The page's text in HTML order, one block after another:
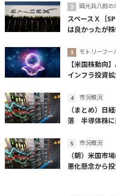
岡元兵八郎
スペースＸ［
は良かったが
モトリーフ
【米国株動向
インフラ投資
市況概況
（まとめ）日
落 半導体株に
市況概況
（朝）米国市
悪化懸念から